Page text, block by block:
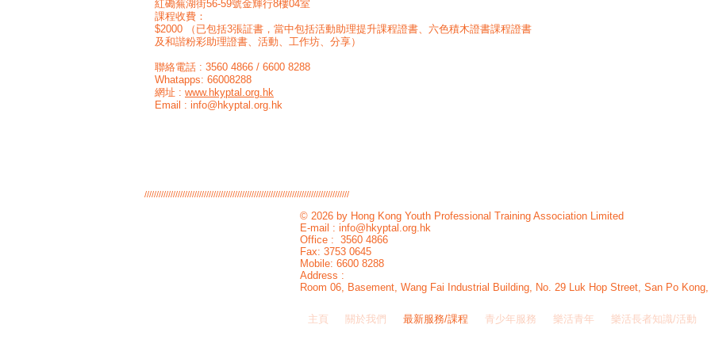
紅磡蕪湖街56-59號金輝行8樓04室
課程收費：
$2000 （已包括3張証書，當中包括活動助理提升課程證書、六色積木證書課程證書
及和諧粉彩助理證書、活動、工作坊、分享）
聯絡電話 : 3560 4866 / 6600 8288
Whatapps: 66008288
網址 : www.hkyptal.org.hk
Email : info@hkyptal.org.hk
//////////////////////////////////////////////////////////////////////////////////////
主頁 關於我們 最新服務/課程 青少年服務 樂活青年 樂活長者知識/活動
© 2026 by Hong Kong Youth Professional Training Association Limited
E-mail : info@hkyptal.org.hk
Office : 3560 4866
Fax: 3753 0645
Mobile: 6600 8288
Address :
Room 06, Basement, Wang Fai Industrial Building, No. 29 Luk Hop Street, San Po